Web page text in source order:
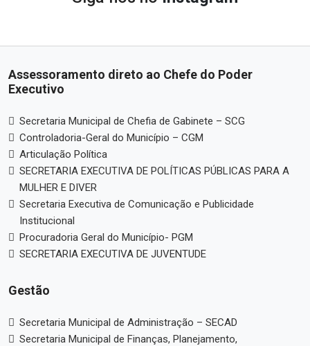
Assessoramento direto ao Chefe do Poder
Executivo
Secretaria Municipal de Chefia de Gabinete – SCG
Controladoria-Geral do Município – CGM
Articulação Política
SECRETARIA EXECUTIVA DE POLÍTICAS PÚBLICAS PARA A
MULHER E DIVER
Secretaria Executiva de Comunicação e Publicidade
Institucional
Procuradoria Geral do Município- PGM
SECRETARIA EXECUTIVA DE JUVENTUDE
Gestão
Secretaria Municipal de Administração – SECAD
Secretaria Municipal de Finanças, Planejamento,